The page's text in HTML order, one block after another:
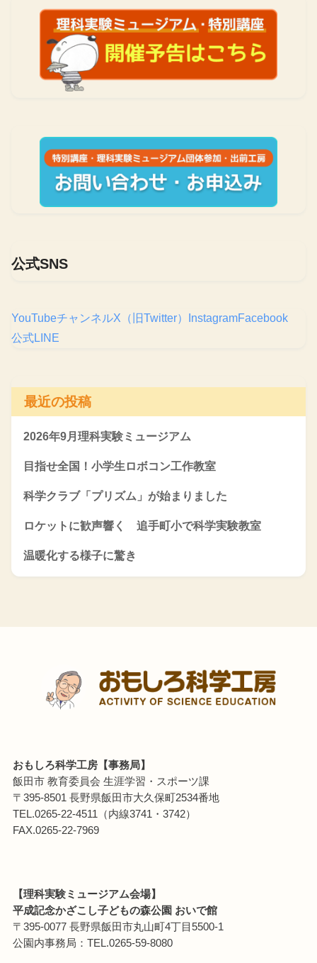
公式SNS
YouTubeチャンネルX（旧Twitter） InstagramFacebook
公式LINE
最近の投稿
2026年9月理科実験ミュージアム
目指せ全国！小学生ロボコン工作教室
科学クラブ「プリズム」が始まりました
ロケットに歓声響く 追手町小で科学実験教室
温暖化する様子に驚き
おもしろ科学工房【事務局】
飯田市 教育委員会 生涯学習・スポーツ課
〒395-8501 長野県飯田市大久保町2534番地
TEL.0265-22-4511（内線3741・3742）
FAX.0265-22-7969
【理科実験ミュージアム会場】
平成記念かざこし子どもの森公園 おいで館
〒395-0077 長野県飯田市丸山町4丁目5500-1
公園内事務局：TEL.0265-59-8080